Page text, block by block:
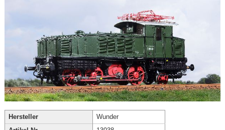
Hersteller
Wunder